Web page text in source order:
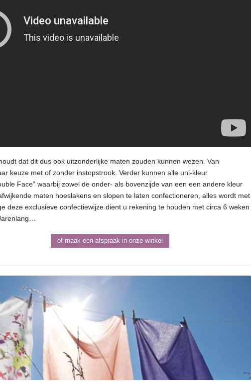
dat dit dus ook uitzonderlijke maten zouden kunnen wezen. Van
keuze met of zonder instopstrook. Verder kunnen alle uni-kleur
Face” waarbij zowel de onder- als bovenzijde van een een andere kleur
maten hoeslakens en slopen te laten confectioneren, alles wordt met
deze exclusieve confectiewijze dient u rekening te houden met circa 6 weken
of maak een afspraak in onze winkel